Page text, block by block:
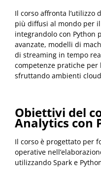
Il corso affronta l’utilizzo
più diffusi al mondo per
integrandolo con Python
avanzate, modelli di
di streaming in tempo
competenze pratiche per
sfruttando ambienti
Obiettivi del
Analytics con
Il corso è progettato per
operative
utilizzando Spark e